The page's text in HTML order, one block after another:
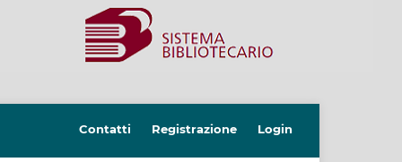
Contatti Registrazione Login